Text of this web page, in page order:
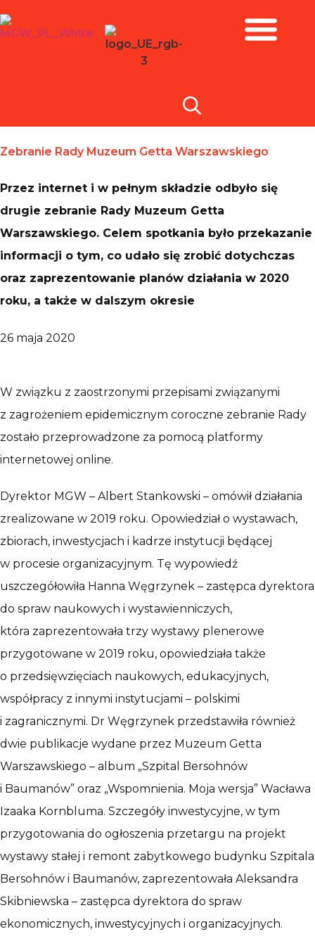
Zebranie Rady Muzeum Getta Warszawskiego
Przez internet i w pełnym składzie odbyło się
drugie zebranie Rady Muzeum Getta
Warszawskiego. Celem spotkania było przekazanie
informacji o tym, co udało się zrobić dotychczas
oraz zaprezentowanie planów działania w 2020
roku, a także w dalszym okresie
26 maja 2020
W związku z zaostrzonymi przepisami związanymi
z zagrożeniem epidemicznym coroczne zebranie Rady
zostało przeprowadzone za pomocą platformy
internetowej online.
Dyrektor MGW – Albert Stankowski – omówił działania
zrealizowane w 2019 roku. Opowiedział o wystawach,
zbiorach, inwestycjach i kadrze instytucji będącej
w procesie organizacyjnym. Tę wypowiedź
uszczegółowiła Hanna Węgrzynek – zastępca dyrektora
do spraw naukowych i wystawienniczych,
która zaprezentowała trzy wystawy plenerowe
przygotowane w 2019 roku, opowiedziała także
o przedsięwzięciach naukowych, edukacyjnych,
współpracy z innymi instytucjami – polskimi
i zagranicznymi. Dr Węgrzynek przedstawiła również
dwie publikacje wydane przez Muzeum Getta
Warszawskiego – album „Szpital Bersohnów
i Baumanów” oraz „Wspomnienia. Moja wersja” Wacława
Izaaka Kornbluma. Szczegóły inwestycyjne, w tym
przygotowania do ogłoszenia przetargu na projekt
wystawy stałej i remont zabytkowego budynku Szpitala
Bersohnów i Baumanów, zaprezentowała Aleksandra
Skibniewska – zastępca dyrektora do spraw
ekonomicznych, inwestycyjnych i organizacyjnych.